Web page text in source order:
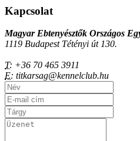
Kapcsolat
Magyar Ebtenyésztők Országos
1119 Budapest Tétényi út 130.
T: +36 70 465 3911
E: titkarsag@kennelclub.hu